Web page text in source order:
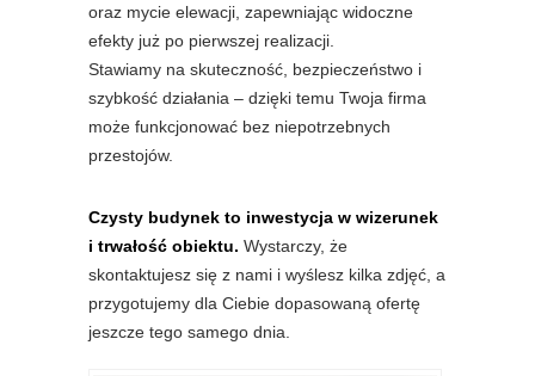
oraz mycie elewacji, zapewniając widoczne
efekty już po pierwszej realizacji.
Stawiamy na skuteczność, bezpieczeństwo i
szybkość działania – dzięki temu Twoja firma
może funkcjonować bez niepotrzebnych
przestojów.
Czysty budynek to inwestycja w wizerunek
i trwałość obiektu. Wystarczy, że
skontaktujesz się z nami i wyślesz kilka zdjęć, a
przygotujemy dla Ciebie dopasowaną ofertę
jeszcze tego samego dnia.